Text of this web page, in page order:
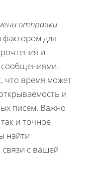
отправки
для
и
что время может
и
писем. Важно
и точное
найти
с вашей